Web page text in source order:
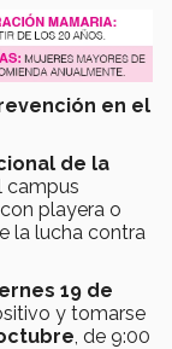
en el
de la
campus
playera o
la lucha contra
19 de
y tomarse
, de 9:00